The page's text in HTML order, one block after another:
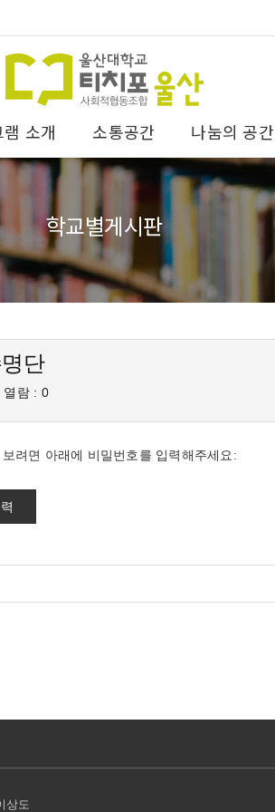
소개 소통공간 나눔의 공간
학교별게시판
단
열람 : 0
려면 아래에 비밀번호를 입력해주세요:
상도